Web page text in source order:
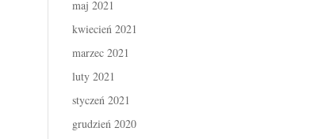
maj 2021
kwiecień 2021
marzec 2021
luty 2021
styczeń 2021
grudzień 2020